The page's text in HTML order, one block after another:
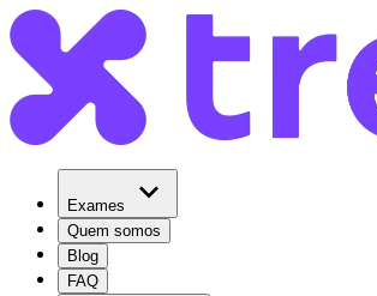
Exames
Quem somos
Blog
FAQ